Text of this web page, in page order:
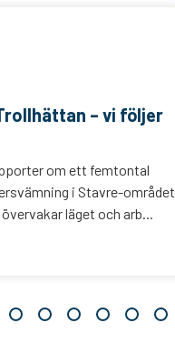
– vi följer
om ett femtontal
i Stavre-området.
läget och arb...